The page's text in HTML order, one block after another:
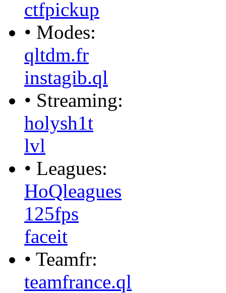
ctfpickup
• Modes:
qltdm.fr
instagib.ql
• Streaming:
holysh1t
lvl
• Leagues:
HoQleagues
125fps
faceit
• Teamfr:
teamfrance.ql